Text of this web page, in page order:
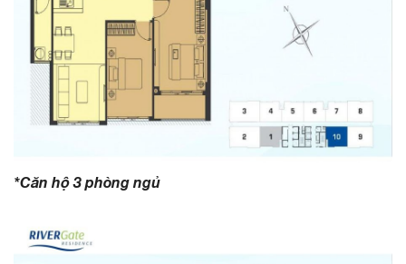
*Căn hộ 3 phòng ngủ